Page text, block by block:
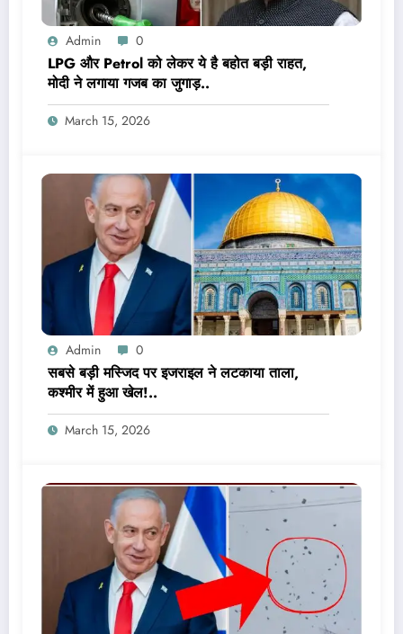
Admin 0
LPG और Petrol को लेकर ये है बहोत बड़ी राहत,
मोदी ने लगाया गजब का जुगाड़..
March 15, 2026
Admin 0
सबसे बड़ी मस्जिद पर इजराइल ने लटकाया ताला,
कश्मीर में हुआ खेल!..
March 15, 2026